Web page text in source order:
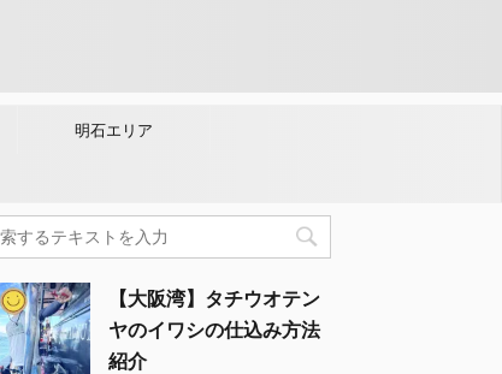
明石エリア
【大阪湾】タチウオテン
ヤのイワシの仕込み方法
紹介